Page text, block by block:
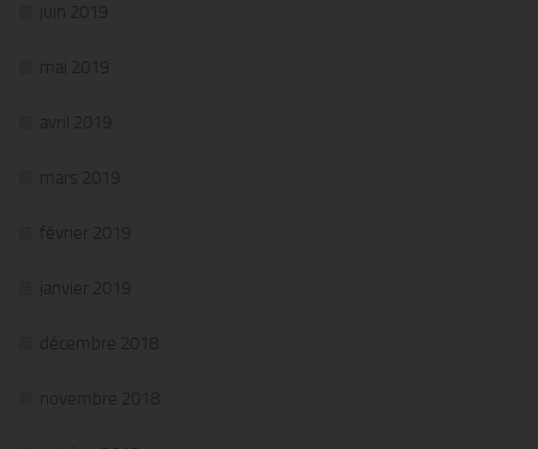
juin 2019
mai 2019
avril 2019
mars 2019
février 2019
janvier 2019
décembre 2018
novembre 2018